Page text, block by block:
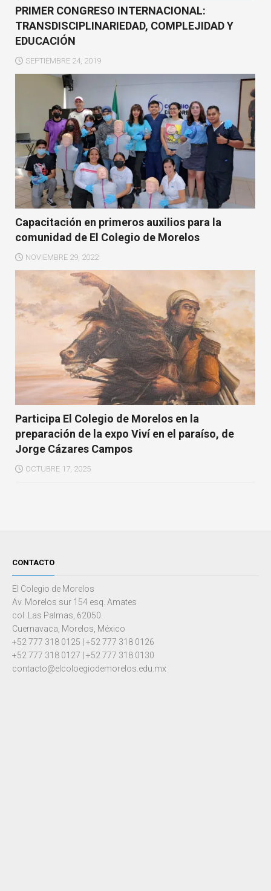
PRIMER CONGRESO INTERNACIONAL:
TRANSDISCIPLINARIEDAD, COMPLEJIDAD Y
EDUCACIÓN
SEPTIEMBRE 24, 2019
Capacitación en primeros auxilios para la
comunidad de El Colegio de Morelos
NOVIEMBRE 29, 2022
Participa El Colegio de Morelos en la
preparación de la expo Viví en el paraíso, de
Jorge Cázares Campos
OCTUBRE 17, 2025
CONTACTO
El Colegio de Morelos
Av. Morelos sur 154 esq. Amates
col. Las Palmas, 62050.
Cuernavaca, Morelos, México
+52 777 318 0125 | +52 777 318 0126
+52 777 318 0127 | +52 777 318 0130
contacto@elcoloegiodemorelos.edu.mx